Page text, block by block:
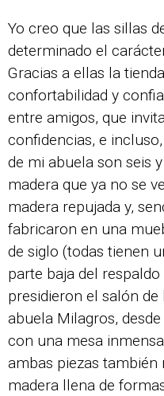
Yo creo que las sillas
determinado el
Gracias a ellas la
confortabilidad y
entre amigos, que
confidencias, e
de mi abuela son seis
madera que ya no se
madera repujada y,
fabricaron en una
de siglo (todas tienen
parte baja del
presidieron el salón
abuela Milagros,
con una mesa
ambas piezas
madera llena de